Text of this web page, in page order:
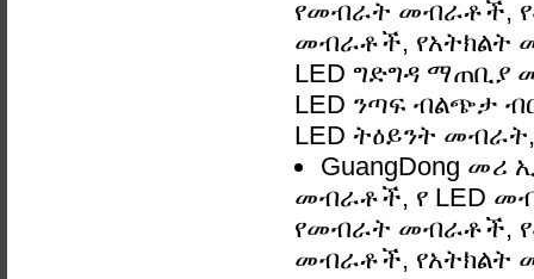
የመብራት መብራቶች,
መብራቶች, የአትክልት
LED ግድግዳ ማጠቢያ
LED ንጣፍ ብልጭታ
LED ትዕይንት መብራት,
GuangDong መሪ
መብራቶች, የ LED
የመብራት መብራቶች,
መብራቶች, የአትክልት